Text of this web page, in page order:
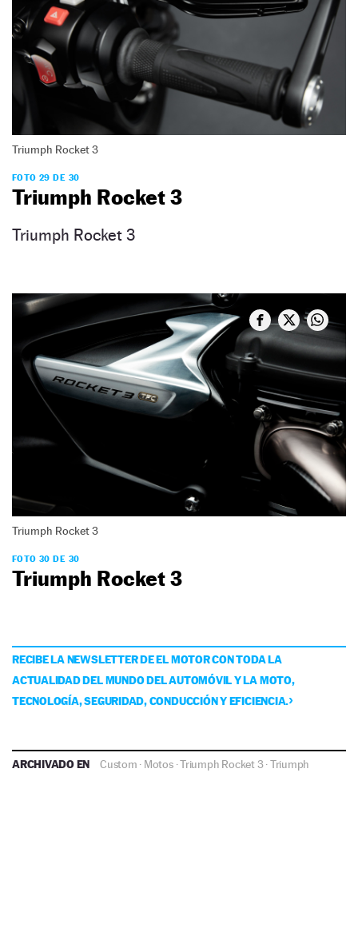
Triumph Rocket 3
FOTO 29 DE 30
Triumph Rocket 3
Triumph Rocket 3
Triumph Rocket 3
FOTO 30 DE 30
Triumph Rocket 3
RECIBE LA NEWSLETTER DE EL MOTOR CON TODA LA
ACTUALIDAD DEL MUNDO DEL AUTOMÓVIL Y LA MOTO,
TECNOLOGÍA, SEGURIDAD, CONDUCCIÓN Y EFICIENCIA.
ARCHIVADO EN Custom · Motos·Triumph Rocket 3·Triumph